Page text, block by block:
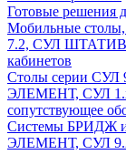
Готовые решения
Мобильные
7.2, СУЛ ШТАТИВ,
кабинетов
Столы серии СУЛ
ЭЛЕМЕНТ, СУЛ
сопутствующее
Системы БРИДЖ
ЭЛЕМЕНТ, СУЛ